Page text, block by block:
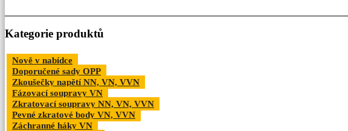
Kategorie produktů
Nově v nabídce
Doporučené sady OPP
Zkoušečky napětí NN, VN, VVN
Fázovací soupravy VN
Zkratovací soupravy NN, VN, VVN
Pevné zkratové body VN, VVN
Záchranné háky VN